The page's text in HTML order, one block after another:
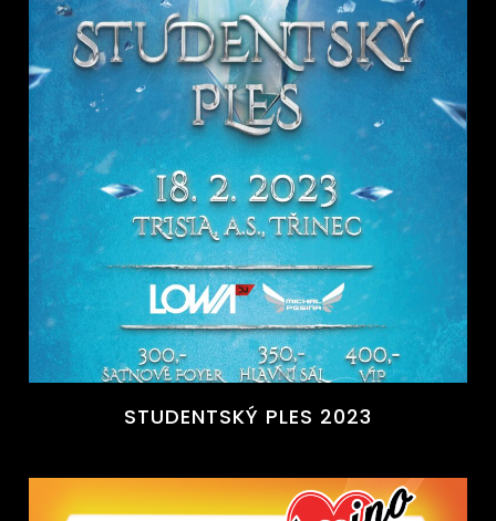
STUDENTSKÝ PLES 2023